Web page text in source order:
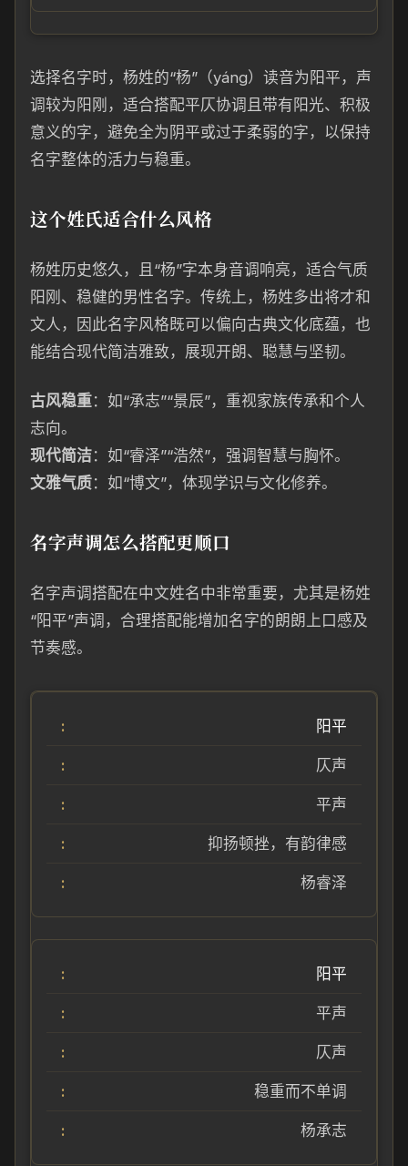
选择名字时，杨姓的“杨”（yáng）读音为阳平，声
调较为阳刚，适合搭配平仄协调且带有阳光、积极
意义的字，避免全为阴平或过于柔弱的字，以保持
名字整体的活力与稳重。
这个姓氏适合什么风格
杨姓历史悠久，且“杨”字本身音调响亮，适合气质
阳刚、稳健的男性名字。传统上，杨姓多出将才和
文人，因此名字风格既可以偏向古典文化底蕴，也
能结合现代简洁雅致，展现开朗、聪慧与坚韧。
古风稳重：如“承志”“景辰”，重视家族传承和个人
志向。
现代简洁：如“睿泽”“浩然”，强调智慧与胸怀。
文雅气质：如“博文”，体现学识与文化修养。
名字声调怎么搭配更顺口
名字声调搭配在中文姓名中非常重要，尤其是杨姓
“阳平”声调，合理搭配能增加名字的朗朗上口感及
节奏感。
阳平
仄声
平声
抑扬顿挫，有韵律感
杨睿泽
阳平
平声
仄声
稳重而不单调
杨承志